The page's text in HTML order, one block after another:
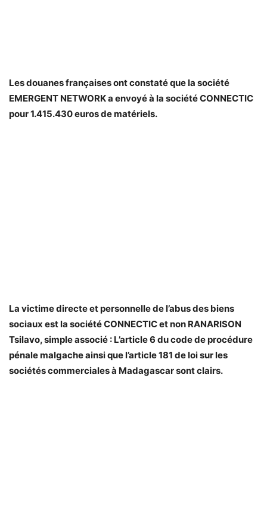
Les douanes françaises ont constaté que la société
EMERGENT NETWORK a envoyé à la société CONNECTIC
pour 1.415.430 euros de matériels.
La victime directe et personnelle de l’abus des biens
sociaux est la société CONNECTIC et non RANARISON
Tsilavo, simple associé : L’article 6 du code de procédure
pénale malgache ainsi que l’article 181 de loi sur les
sociétés commerciales à Madagascar sont clairs.